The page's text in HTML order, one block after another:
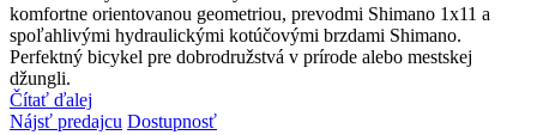
komfortne orientovanou geometriou, prevodmi Shimano 1x11 a
spoľahlivými hydraulickými kotúčovými brzdami Shimano.
Perfektný bicykel pre dobrodružstvá v prírode alebo mestskej
džungli.
Čítať ďalej
Nájsť predajcu Dostupnosť